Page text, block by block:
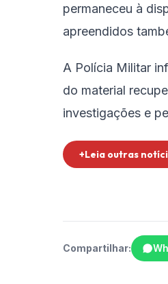
permaneceu à
apreendidos
A Polícia Militar
do material
investigações e
+Leia outras
Compartilhar: